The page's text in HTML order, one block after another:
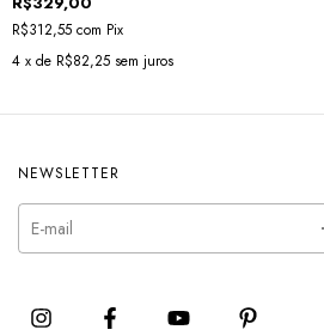
R$312,55 com Pix
4 x de R$82,25 sem juros
NEWSLETTER